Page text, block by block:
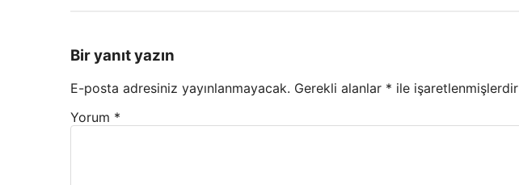
Bir yanıt yazın
E-posta adresiniz yayınlanmayacak. Gerekli alanlar * ile işaretlenmişlerdir
Yorum *